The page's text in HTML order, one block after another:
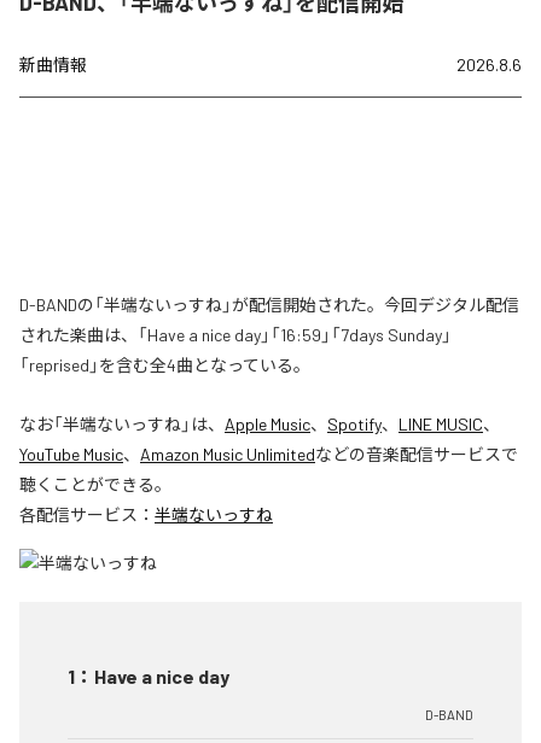
新曲情報 2026.8.6
D-BANDの「半端ないっすね」が配信開始された。今回デジタル配信
された楽曲は、「Have a nice day」「16:59」「7days Sunday」
「reprised」を含む全4曲となっている。
なお「半端ないっすね」は、 Apple Music、 Spotify、 LINE MUSIC、
YouTube Music、 Amazon Music Unlimitedなどの音楽配信サービスで
聴くことができる。
各配信サービス： 半端ないっすね
1 ： Have a nice day
D-BAND